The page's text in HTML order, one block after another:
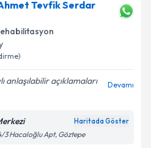
Tevfik Serdar
anlaşılabilir açıklamaları
Devamı
Haritada Göster
Hacaloğlu Apt, Göztepe